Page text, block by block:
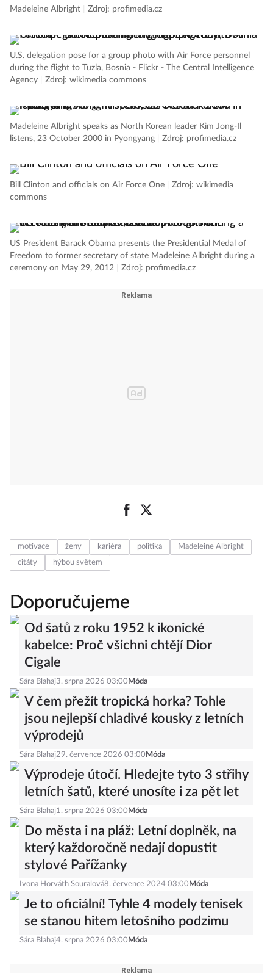
Madeleine Albright Zdroj: profimedia.cz
U.S. delegation pose for a group photo with Air Force personnel
during the flight to Tuzla, Bosnia - Flickr - The Central Intelligence
Agency
Zdroj: wikimedia commons
Madeleine Albright speaks as North Korean leader Kim Jong-Il
listens, 23 October 2000 in Pyongyang
Zdroj: profimedia.cz
Bill Clinton and officials on Air Force One
Zdroj: wikimedia
commons
US President Barack Obama presents the Presidential Medal of
Freedom to former secretary of state Madeleine Albright during a
ceremony on May 29, 2012
Zdroj: profimedia.cz
motivace ženy kariéra politika
Madeleine Albright
citáty
hýbou světem
Doporučujeme
Od šatů z roku 1952 k ikonické
kabelce: Proč všichni chtějí Dior
Cigale
Sára Blahaj3. srpna 2026 03:00 Móda
V čem přežít tropická horka? Tohle
jsou nejlepší chladivé kousky z letních
výprodejů
Sára Blahaj29. července 2026 03:00 Móda
Výprodeje útočí. Hledejte tyto 3 střihy
letních šatů, které unosíte i za pět let
Sára Blahaj1. srpna 2026 03:00 Móda
Do města i na pláž: Letní doplněk, na
který každoročně nedají dopustit
stylové Pařížanky
Ivona Horváth Souralová8. července 2024 03:00 Móda
Je to oficiální! Tyhle 4 modely tenisek
se stanou hitem letošního podzimu
Sára Blahaj4. srpna 2026 03:00 Móda